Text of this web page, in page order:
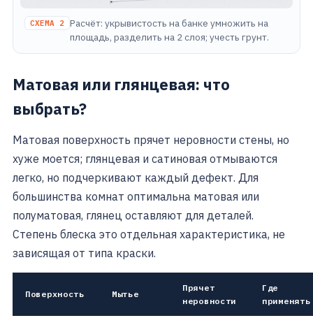
СХЕМА 2 Расчёт: укрывистость на банке умножить на
площадь, разделить на 2 слоя; учесть грунт.
Матовая или глянцевая: что
выбрать?
Матовая поверхность прячет неровности стены, но
хуже моется; глянцевая и сатиновая отмываются
легко, но подчеркивают каждый дефект. Для
большинства комнат оптимальна матовая или
полуматовая, глянец оставляют для деталей.
Степень блеска это отдельная характеристика, не
зависящая от типа краски.
Поверхность Мытье
Прячет
неровности
Где
применять